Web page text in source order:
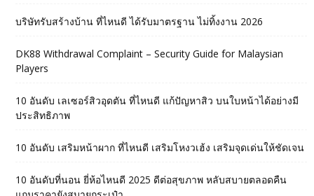
บริษัทรับสร้างบ้าน ที่ไหนดี ได้รับมาตรฐาน ไม่ทิ้งงาน 2026
DK88 Withdrawal Complaint – Security Guide for Malaysian
Players
10 อันดับ เลเซอร์สิวอุดตัน ที่ไหนดี แก้ปัญหาสิว บนใบหน้าได้อย่างมี
ประสิทธิภาพ
10 อันดับ เสริมหน้าผาก ที่ไหนดี เสริมโหงวเฮ้ง เสริมจุดเด่นให้ชัดเจน
10 อันดับที่นอน ยี่ห้อไหนดี 2025 ดีต่อสุขภาพ หลับสบายตลอดคืน